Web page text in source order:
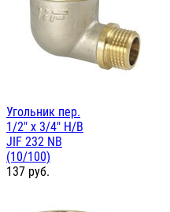
Угольник пер.
1/2" х 3/4" Н/В
JIF 232 NB
(10/100)
137 руб.